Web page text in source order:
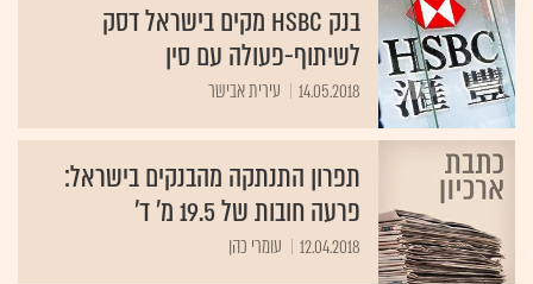
בנק HSBC מקים בישראל דסק
לשיתוף-פעולה עם סין
14.05.2018 עירית אבישר
תפרון התנתקה מהבנקים בישראל:
פרעה חובות של 19.5 מ' ד'
12.04.2018 עומרי כהן